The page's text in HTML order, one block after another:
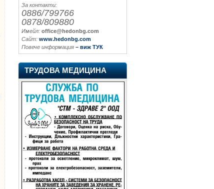
За контакти:
0886/799766
0878/809880
Имейл: office@hedonbg.com
Сайт: www.hedonbg.com
Повече информация – виж ТУК
ТРУДОВА МЕДИЦИНА